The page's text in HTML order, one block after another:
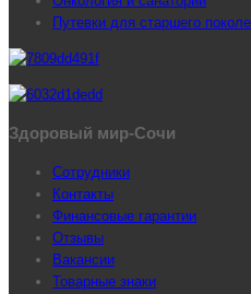
Путевки для старшего
Здоровый мир-Сочи
Сотрудники
Контакты
Финансовые гарантии
Отзывы
Вакансии
Товарные знаки